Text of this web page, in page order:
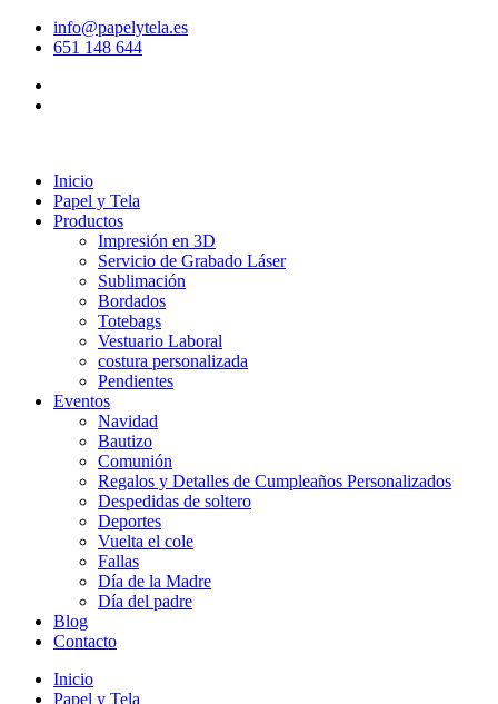
info@papelytela.es
651 148 644
Inicio
Papel y Tela
Productos
Impresión en 3D
Servicio de Grabado Láser
Sublimación
Bordados
Totebags
Vestuario Laboral
costura personalizada
Pendientes
Eventos
Navidad
Bautizo
Comunión
Regalos y Detalles de Cumpleaños Personalizados
Despedidas de soltero
Deportes
Vuelta el cole
Fallas
Día de la Madre
Día del padre
Blog
Contacto
Inicio
Papel y Tela